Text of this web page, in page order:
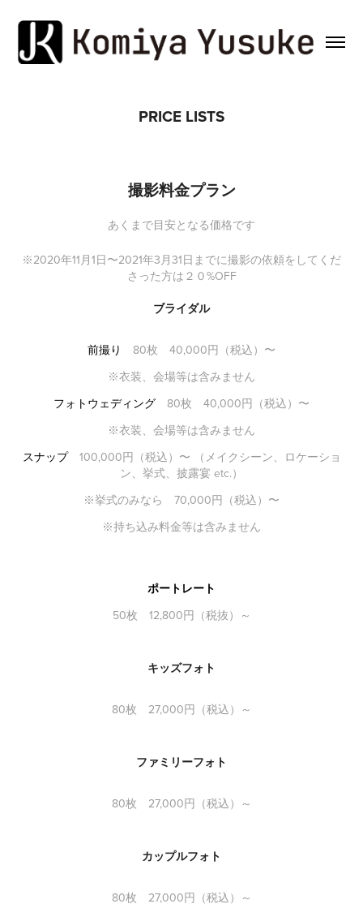
PRICE LISTS
撮影料金プラン
あくまで目安となる価格です
※2020年11月1日〜2021年3月31日までに撮影の依頼をしてくだ
さった方は２０%OFF
ブライダル
前撮り
80枚 40,000円（税込）〜
※衣装、会場等は含みません
フォトウェディング 80枚 40,000円（税込）〜
※衣装、会場等は含みません
スナップ100,000円（税込）〜 （メイクシーン、ロケーショ
ン、挙式、披露宴 etc.）
※挙式のみなら 70,000円（税込）〜
※持ち込み料金等は含みません
ポートレート
50枚 12,800円（税抜）～
キッズフォト
80枚 27,000円（税込）～
ファミリーフォト
80枚 27,000円（税込）～
カップルフォト
80枚 27,000円（税込）～